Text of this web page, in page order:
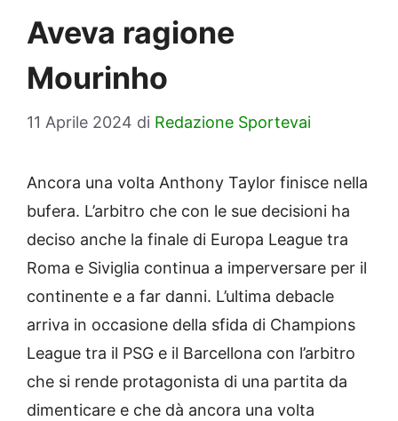
Aveva ragione
Mourinho
11 Aprile 2024 di Redazione Sportevai
Ancora una volta Anthony Taylor finisce nella
bufera. L’arbitro che con le sue decisioni ha
deciso anche la finale di Europa League tra
Roma e Siviglia continua a imperversare per il
continente e a far danni. L’ultima debacle
arriva in occasione della sfida di Champions
League tra il PSG e il Barcellona con l’arbitro
che si rende protagonista di una partita da
dimenticare e che dà ancora una volta